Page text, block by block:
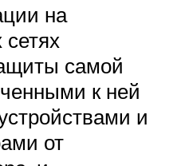
на
самой
к ней
и
от